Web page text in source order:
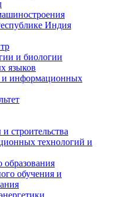
Индия
и биологии
языков
и информационных
строительства
технологий и
образования
обучения и